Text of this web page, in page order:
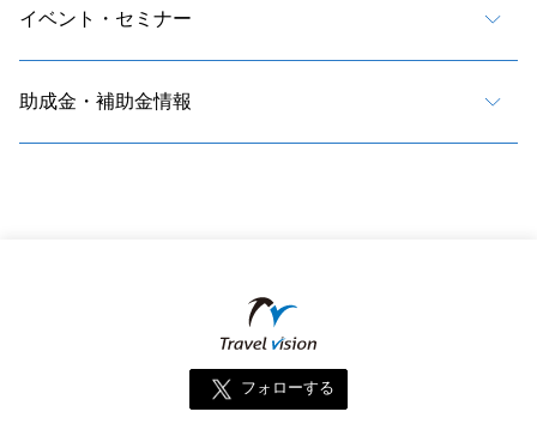
イベント・セミナー
助成金・補助金情報
フォローする